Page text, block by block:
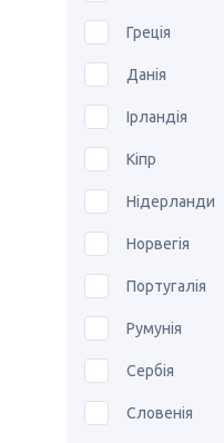
Греція
Данія
Ірландія
Кіпр
Нідерланди
Норвегія
Португалія
Румунія
Сербія
Словенія